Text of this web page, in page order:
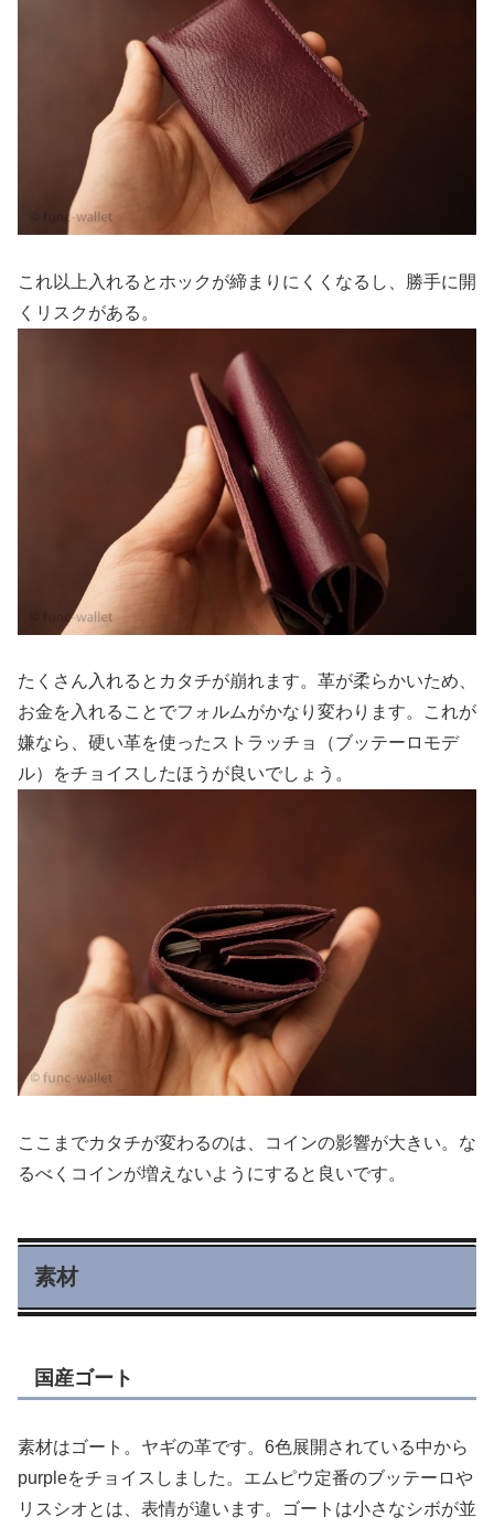
これ以上入れるとホックが締まりにくくなるし、勝手に開
くリスクがある。
たくさん入れるとカタチが崩れます。革が柔らかいため、
お金を入れることでフォルムがかなり変わります。これが
嫌なら、硬い革を使ったストラッチョ（ブッテーロモデ
ル）をチョイスしたほうが良いでしょう。
ここまでカタチが変わるのは、コインの影響が大きい。な
るべくコインが増えないようにすると良いです。
素材
国産ゴート
素材はゴート。ヤギの革です。6色展開されている中から
purpleをチョイスしました。エムピウ定番のブッテーロや
リスシオとは、表情が違います。ゴートは小さなシボが並